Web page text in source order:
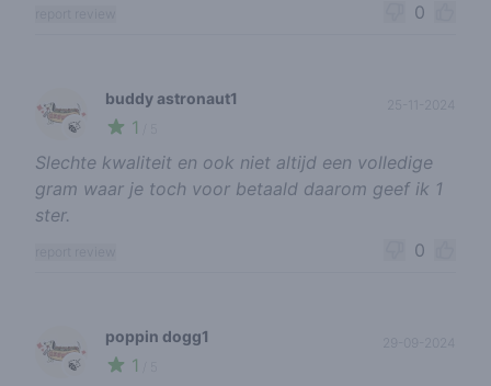
0
🍃
buddy astronaut1
1
Slechte kwaliteit en ook niet altijd een volledige
gram waar je toch voor betaald daarom geef ik 1
ster.
0
🍃
poppin dogg1
1